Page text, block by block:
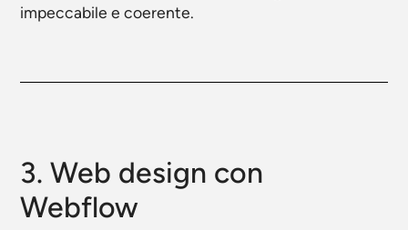
impeccabile e coerente.
3. Web design con
Webflow